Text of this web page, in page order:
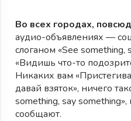
Во всех городах,
аудио-объявлениях —
слоганом «See something,
«Видишь что-то
Никаких вам
давай взяток», ничего
something, say
сообщают.